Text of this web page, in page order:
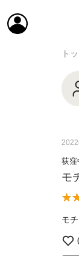
ト
荻窪
モ
モ